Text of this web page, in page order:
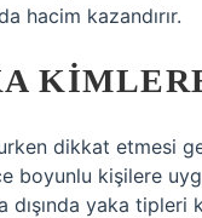
hacim kazandırır.
dikkat etmesi
boyunlu kişilere
yaka tipleri